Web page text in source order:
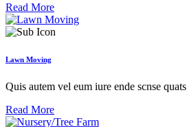
Read More
Lawn Moving
Quis autem vel eum iure ende scnse quats
Read More